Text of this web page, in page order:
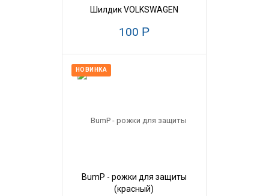
Шилдик VOLKSWAGEN
100 Р
НОВИНКА
BumP - рожки для защиты
(красный)